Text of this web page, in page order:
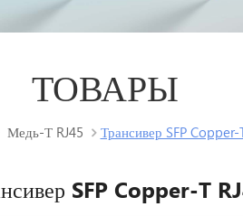
ТОВАРЫ
Медь-Т RJ45 Трансивер SFP
SFP Copper-T